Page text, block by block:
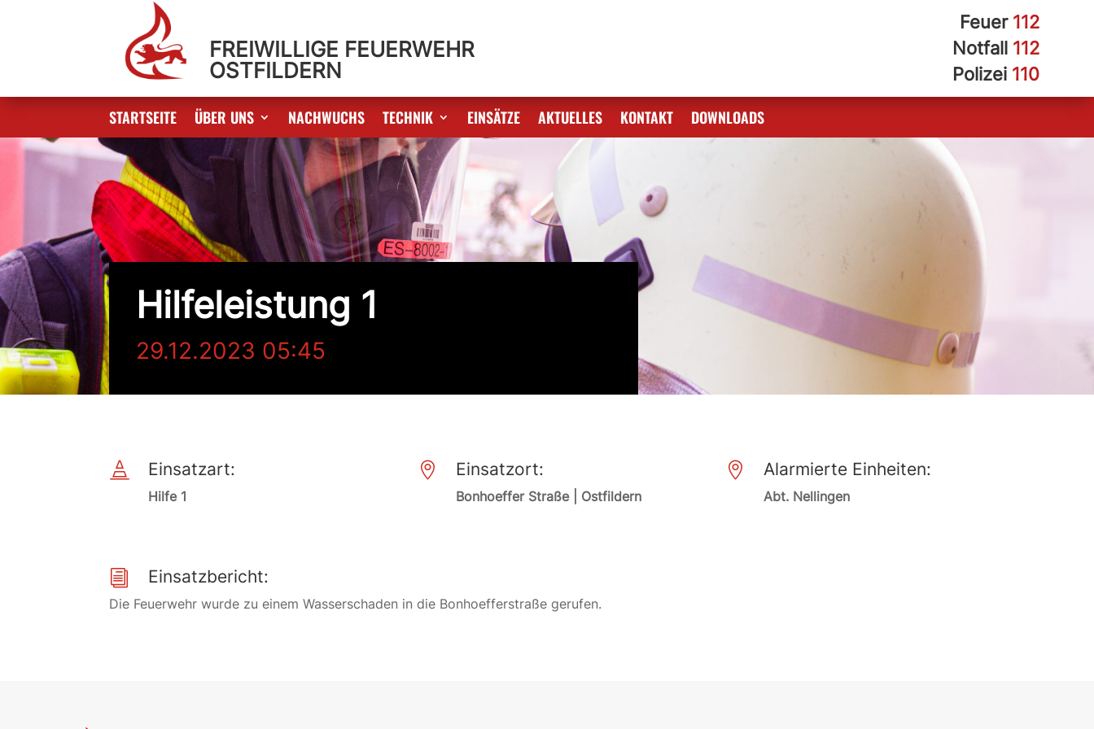
FREIWILLIGE FEUERWEHR
OSTFILDERN
Feuer 112
Notfall 112
Polizei 110
STARTSEITE ÜBER UNS NACHWUCHS TECHNIK EINSÄTZE AKTUELLES KONTAKT DOWNLOADS
Hilfeleistung 1
29.12.2023 05:45
 Einsatzart:
Hilfe 1
 Einsatzort:
Bonhoeffer Straße | Ostfildern
 Alarmierte Einheiten:
Abt. Nellingen
i Einsatzbericht:
Die Feuerwehr wurde zu einem Wasserschaden in die Bonhoefferstraße gerufen.